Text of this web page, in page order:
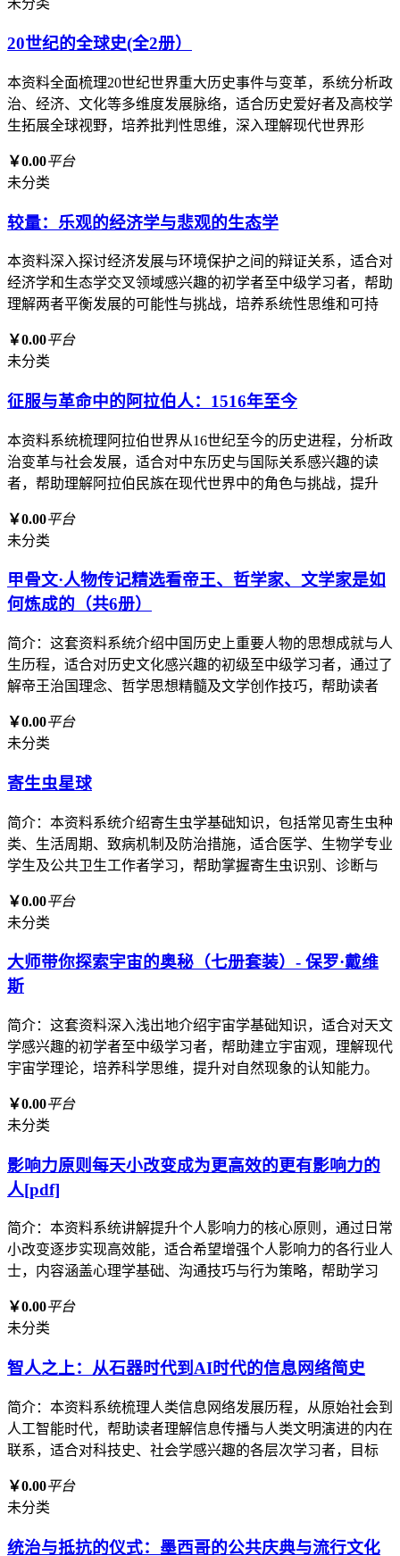
未分类
20世纪的全球史(全2册）
本资料全面梳理20世纪世界重大历史事件与变革，系统分析政
治、经济、文化等多维度发展脉络，适合历史爱好者及高校学
生拓展全球视野，培养批判性思维，深入理解现代世界形
￥0.00平台
未分类
较量：乐观的经济学与悲观的生态学
本资料深入探讨经济发展与环境保护之间的辩证关系，适合对
经济学和生态学交叉领域感兴趣的初学者至中级学习者，帮助
理解两者平衡发展的可能性与挑战，培养系统性思维和可持
￥0.00平台
未分类
征服与革命中的阿拉伯人：1516年至今
本资料系统梳理阿拉伯世界从16世纪至今的历史进程，分析政
治变革与社会发展，适合对中东历史与国际关系感兴趣的读
者，帮助理解阿拉伯民族在现代世界中的角色与挑战，提升
￥0.00平台
未分类
甲骨文·人物传记精选看帝王、哲学家、文学家是如
何炼成的（共6册）
简介：这套资料系统介绍中国历史上重要人物的思想成就与人
生历程，适合对历史文化感兴趣的初级至中级学习者，通过了
解帝王治国理念、哲学思想精髓及文学创作技巧，帮助读者
￥0.00平台
未分类
寄生虫星球
简介：本资料系统介绍寄生虫学基础知识，包括常见寄生虫种
类、生活周期、致病机制及防治措施，适合医学、生物学专业
学生及公共卫生工作者学习，帮助掌握寄生虫识别、诊断与
￥0.00平台
未分类
大师带你探索宇宙的奥秘（七册套装）- 保罗·戴维
斯
简介：这套资料深入浅出地介绍宇宙学基础知识，适合对天文
学感兴趣的初学者至中级学习者，帮助建立宇宙观，理解现代
宇宙学理论，培养科学思维，提升对自然现象的认知能力。
￥0.00平台
未分类
影响力原则每天小改变成为更高效的更有影响力的
人[pdf]
简介：本资料系统讲解提升个人影响力的核心原则，通过日常
小改变逐步实现高效能，适合希望增强个人影响力的各行业人
士，内容涵盖心理学基础、沟通技巧与行为策略，帮助学习
￥0.00平台
未分类
智人之上：从石器时代到AI时代的信息网络简史
简介：本资料系统梳理人类信息网络发展历程，从原始社会到
人工智能时代，帮助读者理解信息传播与人类文明演进的内在
联系，适合对科技史、社会学感兴趣的各层次学习者，目标
￥0.00平台
未分类
统治与抵抗的仪式：墨西哥的公共庆典与流行文化